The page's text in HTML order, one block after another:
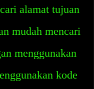
alamat tujuan
mudah mencari
menggunakan
kode